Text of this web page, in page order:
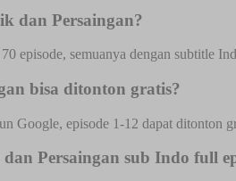
dan Persaingan?
episode, semuanya dengan subtitle
bisa ditonton gratis?
Google, episode 1-12 dapat ditonton
Persaingan sub Indo full